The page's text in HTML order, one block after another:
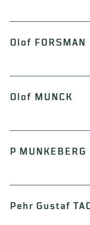
Olof FORSMAN
Olof MUNCK
P MUNKEBERG
Pehr Gustaf